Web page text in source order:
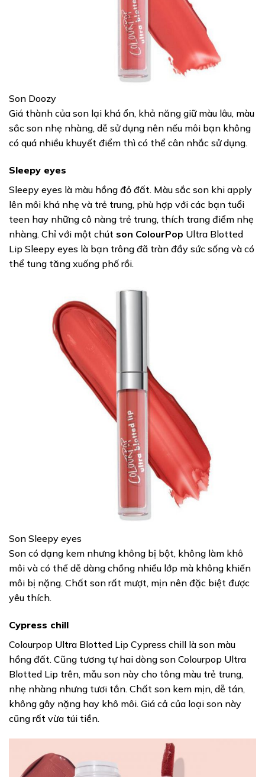
Son Doozy
Giá thành của son lại khá ổn, khả năng giữ màu lâu, màu
sắc son nhẹ nhàng, dễ sử dụng nên nếu môi bạn không
có quá nhiều khuyết điểm thì có thể cân nhắc sử dụng.
Sleepy eyes
Sleepy eyes là màu hồng đỏ đất. Màu sắc son khi apply
lên môi khá nhẹ và trẻ trung, phù hợp với các bạn tuổi
teen hay những cô nàng trẻ trung, thích trang điểm nhẹ
nhàng. Chỉ với một chút son ColourPop Ultra Blotted
Lip Sleepy eyes là bạn trông đã tràn đầy sức sống và có
thể tung tăng xuống phố rồi.
Son Sleepy eyes
Son có dạng kem nhưng không bị bột, không làm khô
môi và có thể dễ dàng chồng nhiều lớp mà không khiến
môi bị nặng. Chất son rất mượt, mịn nên đặc biệt được
yêu thích.
Cypress chill
Colourpop Ultra Blotted Lip Cypress chill là son màu
hồng đất. Cũng tương tự hai dòng son Colourpop Ultra
Blotted Lip trên, mẫu son này cho tông màu trẻ trung,
nhẹ nhàng nhưng tươi tắn. Chất son kem mịn, dễ tán,
không gây nặng hay khô môi. Giá cả của loại son này
cũng rất vừa túi tiền.